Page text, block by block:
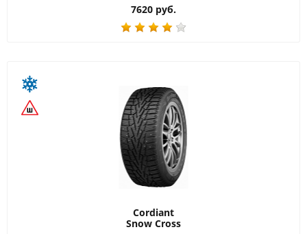
7620 руб.
Cordiant
Snow Cross